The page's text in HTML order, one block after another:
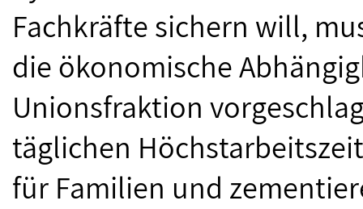
Fachkräfte sichern will,
die ökonomische
Unionsfraktion
täglichen
für Familien und